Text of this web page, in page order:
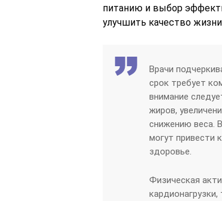
питанию и выбор
улучшить качество
Врачи
срок требует
внимание
жиров,
снижению веса.
могут привести
здоровье.
Физическая